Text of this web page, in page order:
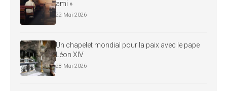
ami »
22 Mai 2026
Un chapelet mondial pour la paix avec le pape
Léon XIV
28 Mai 2026